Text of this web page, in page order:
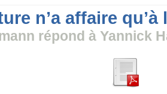
n’a affaire qu’à
répond à Yannick